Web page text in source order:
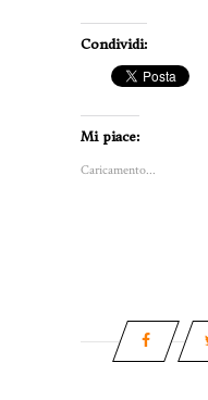
Condividi:
Mi piace:
Caricamento...